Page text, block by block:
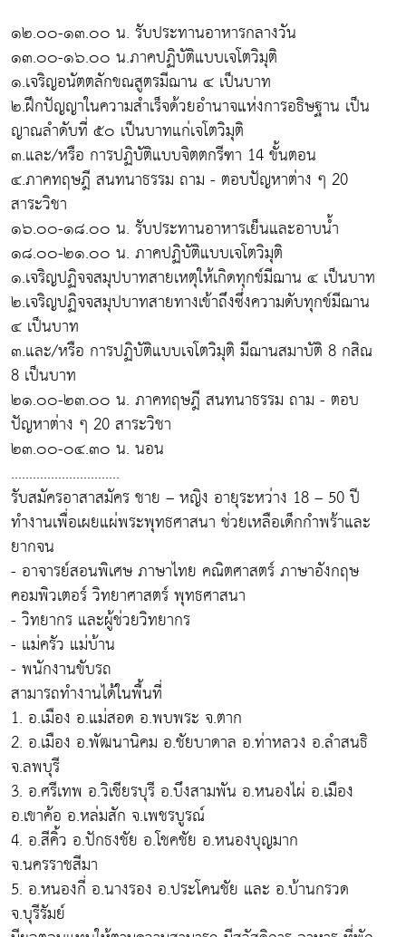
๑๒.๐๐-๑๓.๐๐ น. รับประทานอาหารกลางวัน
๑๓.๐๐-๑๖.๐๐ น.ภาคปฏิบัติแบบเจโตวิมุติ
๑.เจริญอนัตตลักขณสูตรมีฌาน ๔ เป็นบาท
๒.ฝึกปัญญาในความสำเร็จด้วยอำนาจแห่งการอธิษฐาน เป็น
ญาณลำดับที่ ๕๐ เป็นบาทแก่เจโตวิมุติ
๓.และ/หรือ การปฏิบัติแบบจิตตกรีฑา 14 ขั้นตอน
๔.ภาคทฤษฎี สนทนาธรรม ถาม - ตอบปัญหาต่าง ๆ 20
สาระวิชา
๑๖.๐๐-๑๘.๐๐ น. รับประทานอาหารเย็นและอาบน้ำ
๑๘.๐๐-๒๑.๐๐ น. ภาคปฏิบัติแบบเจโตวิมุติ
๑.เจริญปฏิจจสมุปบาทสายเหตุให้เกิดทุกข์มีฌาน ๔ เป็นบาท
๒.เจริญปฏิจจสมุปบาทสายทางเข้าถึงซึ่งความดับทุกข์มีฌาน
๔ เป็นบาท
๓.และ/หรือ การปฏิบัติแบบเจโตวิมุติ มีฌานสมาบัติ 8 กสิณ
8 เป็นบาท
๒๑.๐๐-๒๓.๐๐ น. ภาคทฤษฎี สนทนาธรรม ถาม - ตอบ
ปัญหาต่าง ๆ 20 สาระวิชา
๒๓.๐๐-๐๔.๓๐ น. นอน
..............................
รับสมัครอาสาสมัคร ชาย – หญิง อายุระหว่าง 18 – 50 ปี
ทำงานเพื่อเผยแผ่พระพุทธศาสนา ช่วยเหลือเด็กกำพร้าและ
ยากจน
- อาจารย์สอนพิเศษ ภาษาไทย คณิตศาสตร์ ภาษาอังกฤษ
คอมพิวเตอร์ วิทยาศาสตร์ พุทธศาสนา
- วิทยากร และผู้ช่วยวิทยากร
- แม่ครัว แม่บ้าน
- พนักงานขับรถ
สามารถทำงานได้ในพื้นที่
1. อ.เมือง อ.แม่สอด อ.พบพระ จ.ตาก
2. อ.เมือง อ.พัฒนานิคม อ.ชัยบาดาล อ.ท่าหลวง อ.ลำสนธิ
จ.ลพบุรี
3. อ.ศรีเทพ อ.วิเชียรบุรี อ.บึงสามพัน อ.หนองไผ่ อ.เมือง
อ.เขาค้อ อ.หล่มสัก จ.เพชรบูรณ์
4. อ.สีคิ้ว อ.ปักธงชัย อ.โชคชัย อ.หนองบุญมาก
จ.นครราชสีมา
5. อ.หนองกี่ อ.นางรอง อ.ประโคนชัย และ อ.บ้านกรวด
จ.บุรีรัมย์